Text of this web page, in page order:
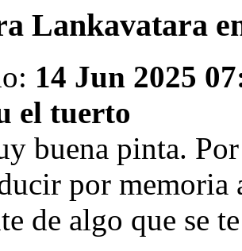
Lankavatara
14 Jun 2025
el tuerto
buena pinta.
por memoria
de algo que se